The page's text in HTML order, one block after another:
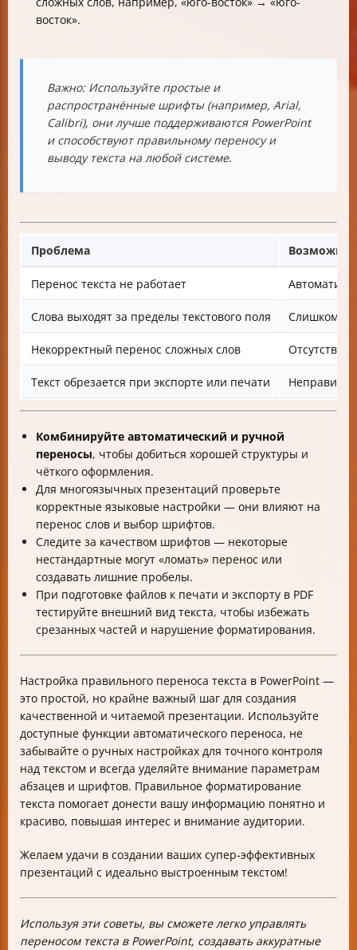
восток».
Важно: Используйте простые и
распространённые шрифты (например, Arial,
Calibri), они лучше поддерживаются PowerPoint
и способствуют правильному переносу и
выводу текста на любой системе.
Проблема
Перенос текста не работает
Слова выходят за пределы текстового поля Слишком
Некорректный перенос сложных слов Отсутствие
Текст обрезается при экспорте или печати
Комбинируйте автоматический и ручной
переносы, чтобы добиться хорошей структуры и
чёткого оформления.
Для многоязычных презентаций проверьте
корректные языковые настройки — они влияют на
перенос слов и выбор шрифтов.
Следите за качеством шрифтов — некоторые
нестандартные могут «ломать» перенос или
создавать лишние пробелы.
При подготовке файлов к печати и экспорту в PDF
тестируйте внешний вид текста, чтобы избежать
срезанных частей и нарушение форматирования.
Настройка правильного переноса текста в PowerPoint —
это простой, но крайне важный шаг для создания
качественной и читаемой презентации. Используйте
доступные функции автоматического переноса, не
забывайте о ручных настройках для точного контроля
над текстом и всегда уделяйте внимание параметрам
абзацев и шрифтов. Правильное форматирование
текста помогает донести вашу информацию понятно и
красиво, повышая интерес и внимание аудитории.
Желаем удачи в создании ваших супер-эффективных
презентаций с идеально выстроенным текстом!
Используя эти советы, вы сможете легко управлять
переносом текста в PowerPoint, создавать аккуратные